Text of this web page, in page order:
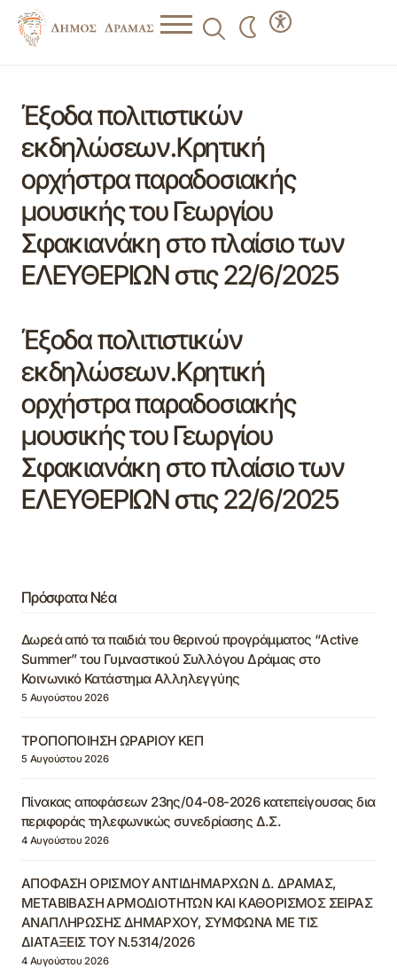
Έξοδα πολιτιστικών
εκδηλώσεων.Κρητική
ορχήστρα παραδοσιακής
μουσικής του Γεωργίου
Σφακιανάκη στο πλαίσιο των
ΕΛΕΥΘΕΡΙΩΝ στις 22/6/2025
Έξοδα πολιτιστικών
εκδηλώσεων.Κρητική
ορχήστρα παραδοσιακής
μουσικής του Γεωργίου
Σφακιανάκη στο πλαίσιο των
ΕΛΕΥΘΕΡΙΩΝ στις 22/6/2025
Πρόσφατα Νέα
Δωρεά από τα παιδιά του θερινού προγράμματος “Active
Summer” του Γυμναστικού Συλλόγου Δράμας στο
Κοινωνικό Κατάστημα Αλληλεγγύης
5 Αυγούστου 2026
ΤΡΟΠΟΠΟΙΗΣΗ ΩΡΑΡΙΟΥ ΚΕΠ
5 Αυγούστου 2026
Πίνακας αποφάσεων 23ης/04-08-2026 κατεπείγουσας δια
περιφοράς τηλεφωνικώς συνεδρίασης Δ.Σ.
4 Αυγούστου 2026
ΑΠΟΦΑΣΗ ΟΡΙΣΜΟΥ ΑΝΤΙΔΗΜΑΡΧΩΝ Δ. ΔΡΑΜΑΣ,
ΜΕΤΑΒΙΒΑΣΗ ΑΡΜΟΔΙΟΤΗΤΩΝ ΚΑΙ ΚΑΘΟΡΙΣΜΟΣ ΣΕΙΡΑΣ
ΑΝΑΠΛΗΡΩΣΗΣ ΔΗΜΑΡΧΟΥ, ΣΥΜΦΩΝΑ ΜΕ ΤΙΣ
ΔΙΑΤΑΞΕΙΣ ΤΟΥ Ν.5314/2026
4 Αυγούστου 2026